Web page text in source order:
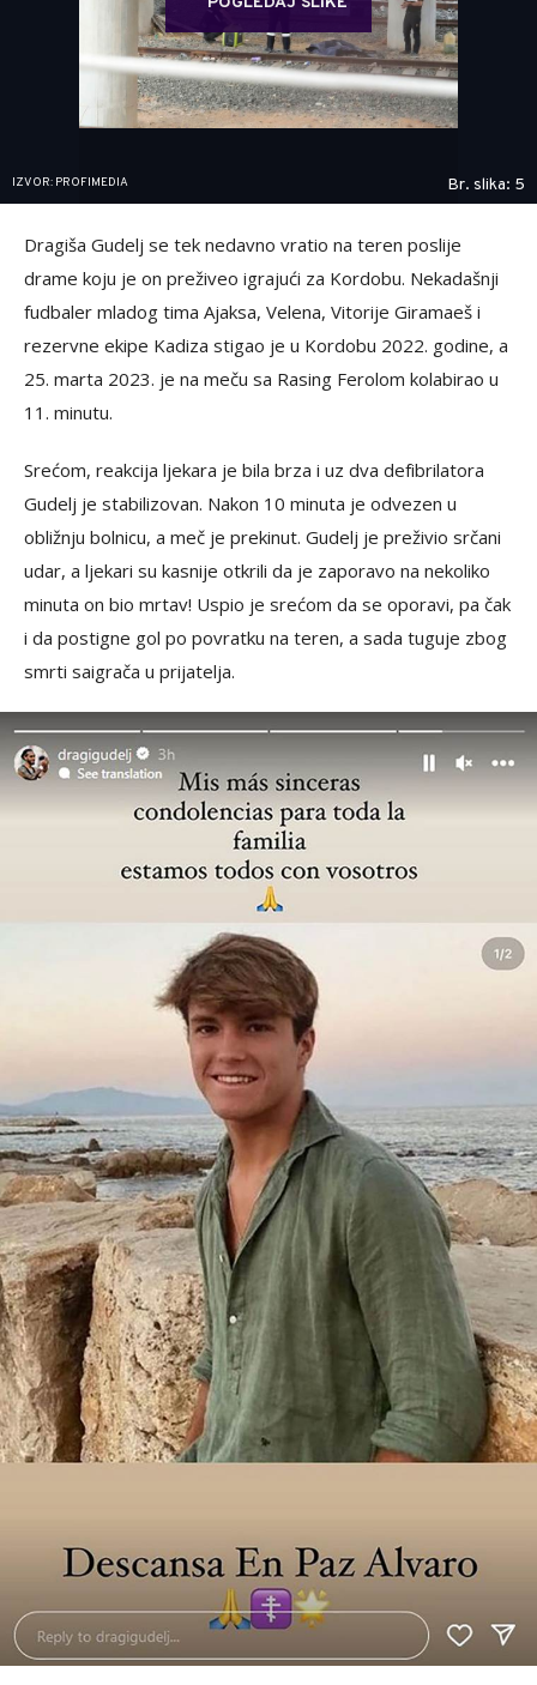
IZVOR: PROFIMEDIA Br. slika: 5
Dragiša Gudelj se tek nedavno vratio na teren poslije
drame koju je on preživeo igrajući za Kordobu. Nekadašnji
fudbaler mladog tima Ajaksa, Velena, Vitorije Giramaeš i
rezervne ekipe Kadiza stigao je u Kordobu 2022. godine, a
25. marta 2023. je na meču sa Rasing Ferolom kolabirao u
11. minutu.
Srećom, reakcija ljekara je bila brza i uz dva defibrilatora
Gudelj je stabilizovan. Nakon 10 minuta je odvezen u
obližnju bolnicu, a meč je prekinut. Gudelj je preživio srčani
udar, a ljekari su kasnije otkrili da je zaporavo na nekoliko
minuta on bio mrtav! Uspio je srećom da se oporavi, pa čak
i da postigne gol po povratku na teren, a sada tuguje zbog
smrti saigrača u prijatelja.